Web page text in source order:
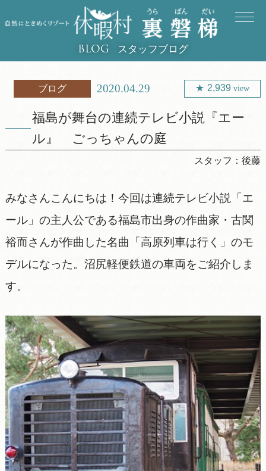
BLOG スタッフブログ
ブログ 2020.04.29 2,939view
福島が舞台の連続テレビ小説『エー
ル』 ごっちゃんの庭
スタッフ：後藤
みなさんこんにちは！今回は連続テレビ小説「エ
ール」の主人公である福島市出身の作曲家・古関
裕而さんが作曲した名曲「高原列車は行く」のモ
デルになった。沼尻軽便鉄道の車両をご紹介しま
す。